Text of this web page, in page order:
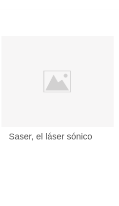
Saser, el láser sónico